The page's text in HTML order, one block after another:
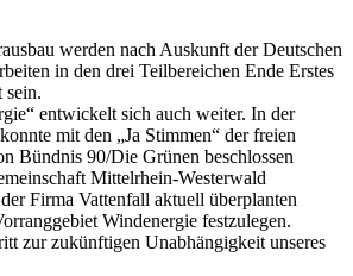
werden nach Auskunft der Deutschen
in den drei Teilbereichen Ende Erstes
sein.
entwickelt sich auch weiter. In der
mit den „Ja Stimmen“ der freien
Bündnis 90/Die Grünen beschlossen
Mittelrhein-Westerwald
Firma Vattenfall aktuell überplanten
Windenergie festzulegen.
zur zukünftigen Unabhängigkeit unseres